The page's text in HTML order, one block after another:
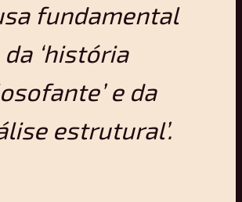
fundamental
da ‘história
e da
estrutural’.